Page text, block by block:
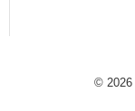
© 2026